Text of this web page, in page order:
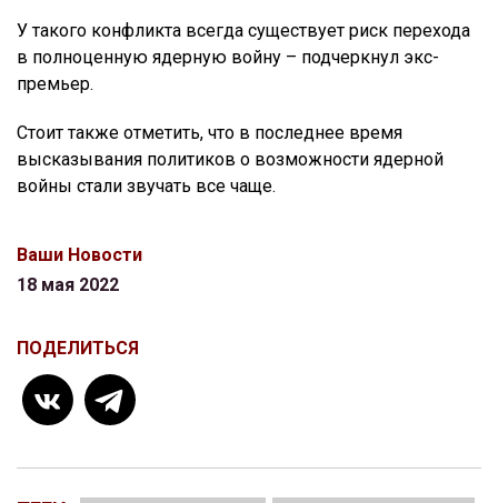
У такого конфликта всегда существует риск перехода
в полноценную ядерную войну – подчеркнул экс-
премьер.
Стоит также отметить, что в последнее время
высказывания политиков о возможности ядерной
войны стали звучать все чаще.
Ваши Новости
18 мая 2022
ПОДЕЛИТЬСЯ